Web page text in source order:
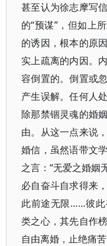
甚至认为徐志摩写
的“预谋”，但如上
的诱因，根本的原
实上疏离的内因。
容倒置的。倒置或
产生误解。任何人
除那禁锢灵魂的婚
由。从这一点来说
婚信，虽然语带文
之言：“无爱之婚姻
必自奋斗自求得来
此前途无限……彼此
类之心，其先自作
自由离婚，止绝痛